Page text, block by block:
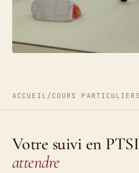
ACCUEIL / COURS PARTICULIERS
Votre suivi en
attendre